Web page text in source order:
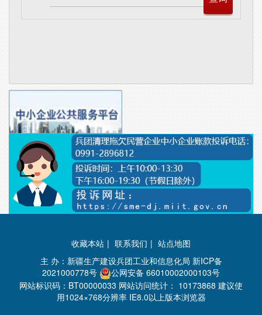
收藏本站 | 联系我们 | 站点地图
主 办：新疆生产建设兵团工业和信息化局 新ICP备
2021000778号
公网安备 66010002000103号
网站标识码：BT00000033 网站访问统计： 10173868 建议使
用1024×768分辨率 IE8.0以上版本浏览器